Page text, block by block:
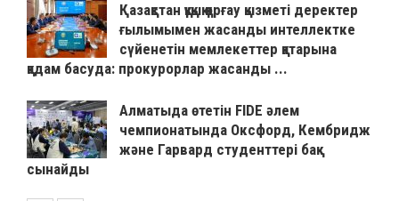
Қазақстан құқық қорғау қызметі деректер
ғылымымен жасанды интеллектке
сүйенетін мемлекеттер қатарына
қадам басуда: прокурорлар жасанды ...
Алматыда өтетін FIDE әлем
чемпионатында Оксфорд, Кембридж
және Гарвард студенттері бақ
сынайды